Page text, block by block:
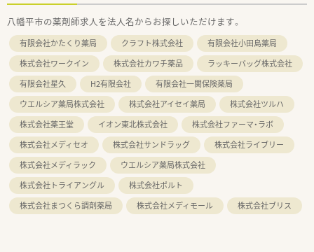
八幡平市の薬剤師求人を法人名からお探しいただけます。
有限会社かたくり薬局 クラフト株式会社
有限会社小田島薬局
株式会社ワークイン
株式会社カワチ薬品
ラッキーバッグ株式会社
有限会社星久
H2有限会社
有限会社一関保険薬局
ウエルシア薬局株式会社
株式会社アイセイ薬局
株式会社ツルハ
株式会社薬王堂
イオン東北株式会社
株式会社ファーマ・ラボ
株式会社メディセオ
株式会社サンドラッグ
株式会社ライブリー
株式会社メディラック
ウエルシア薬局株式会社
株式会社トライアングル
株式会社ポルト
株式会社まつくら調剤薬局
株式会社メディモール 株式会社ブリス